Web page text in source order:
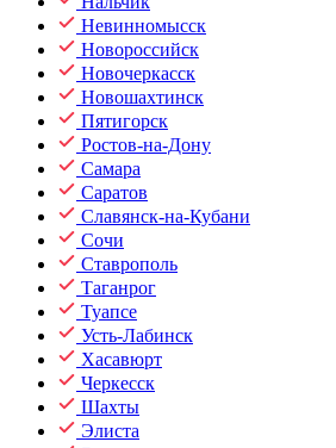
Невинномысск
Новороссийск
Новочеркасск
Новошахтинск
Пятигорск
Ростов-на-Дону
Самара
Саратов
Славянск-на-Кубани
Сочи
Ставрополь
Таганрог
Туапсе
Усть-Лабинск
Хасавюрт
Черкесск
Шахты
Элиста